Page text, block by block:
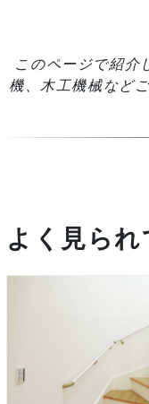
このページで紹介
機、木工機械など
よく見ら